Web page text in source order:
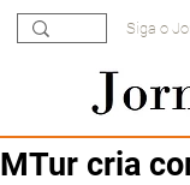
Siga o
MTur cria